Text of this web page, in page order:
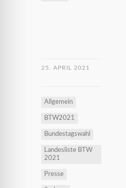
25. APRIL 2021
Allgemein
BTW2021
Bundestagswahl
Landesliste BTW
2021
Presse